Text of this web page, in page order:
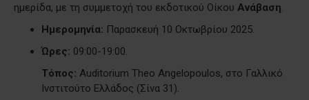
ημερίδα, με τη συμμετοχή του εκδοτικού Οίκου Ανάβαση
Ημερομηνία: Παρασκευή 10 Οκτωβρίου 2025.
Ώρες: 09:00-19:00.
Τόπος: Auditorium Theo Angelopoulos, στο Γαλλικό
Ινστιτούτο Ελλάδος (Σίνα 31).